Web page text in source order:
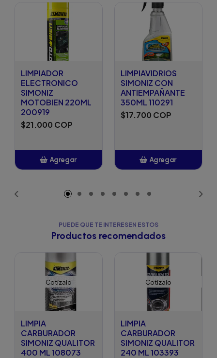
LIMPIADOR
ELECTRONICO
SIMONIZ
MOTOBIEN 220ML
200919
$21.000 COP
Agregar
LIMPIAVIDRIOS
SIMONIZ CON
ANTIEMPAÑANTE
350ML 110291
$17.700 COP
Agregar
PUEDE QUE TE INTERESEN ESTOS
Productos recomendados
Cotízalo
LIMPIA
CARBURADOR
SIMONIZ QUALITOR
400 ML 108073
Cotízalo
LIMPIA
CARBURADOR
SIMONIZ QUALITOR
240 ML 103393